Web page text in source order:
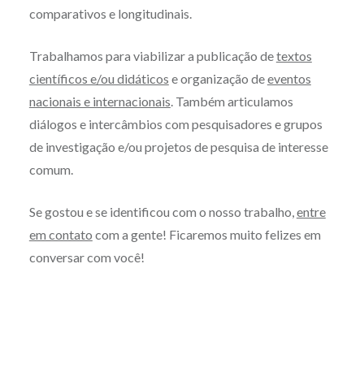
comparativos e longitudinais.
Trabalhamos para viabilizar a publicação detextos
científicos e/ou didáticos e organização deeventos
nacionais e internacionais. Também articulamos
diálogos e intercâmbios com pesquisadores e grupos
de investigação e/ou projetos de pesquisa de interesse
comum.
Se gostou e se identificou com o nosso trabalho,entre
em contato com a gente! Ficaremos muito felizes em
conversar com você!